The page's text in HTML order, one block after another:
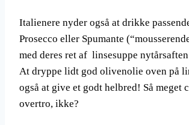
Italienere nyder også at drikke
Prosecco eller Spumante
med deres ret af linsesuppe
At dryppe lidt god olivenolie oven på
også at give et godt helbred! Så meget
overtro, ikke?